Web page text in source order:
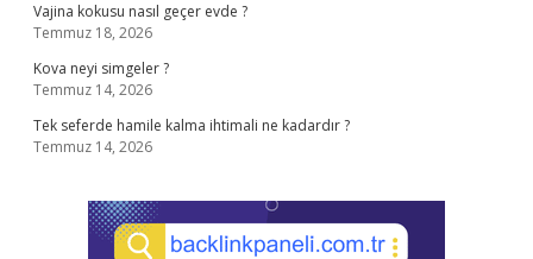
Vajina kokusu nasıl geçer evde ?
Temmuz 18, 2026
Kova neyi simgeler ?
Temmuz 14, 2026
Tek seferde hamile kalma ihtimali ne kadardır ?
Temmuz 14, 2026